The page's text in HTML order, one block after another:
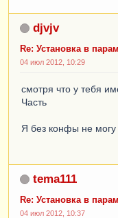
djvjv
Re: Установка в
04 июл 2012, 10:29
смотря что у тебя
Часть
Я без конфы не могу
tema111
Re: Установка в
04 июл 2012, 10:37